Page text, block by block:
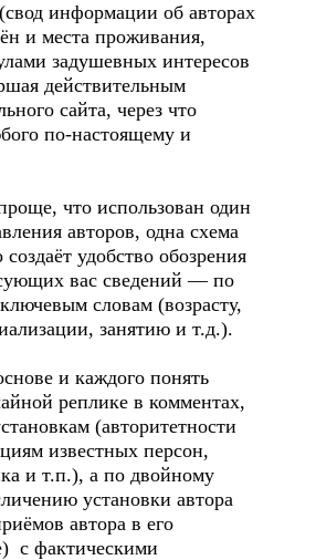
информации об авторах
и места проживания,
задушевных интересов
действительным
сайта, через что
по-настоящему и
что использован один
авторов, одна схема
удобство обозрения
вас сведений — по
словам (возрасту,
занятию и т.д.).
и каждого понять
реплике в комментах,
(авторитетности
известных персон,
и т.п.), а по двойному
установки автора
автора в его
с фактическими